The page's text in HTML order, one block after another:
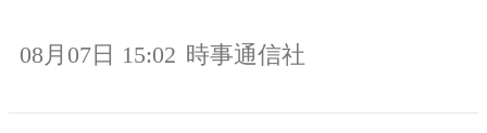
08月07日 15:02 時事通信社